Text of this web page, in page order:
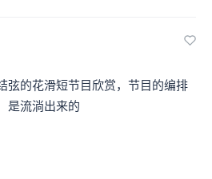
弦的花滑短节目欣赏，节目的编排
是流淌出来的